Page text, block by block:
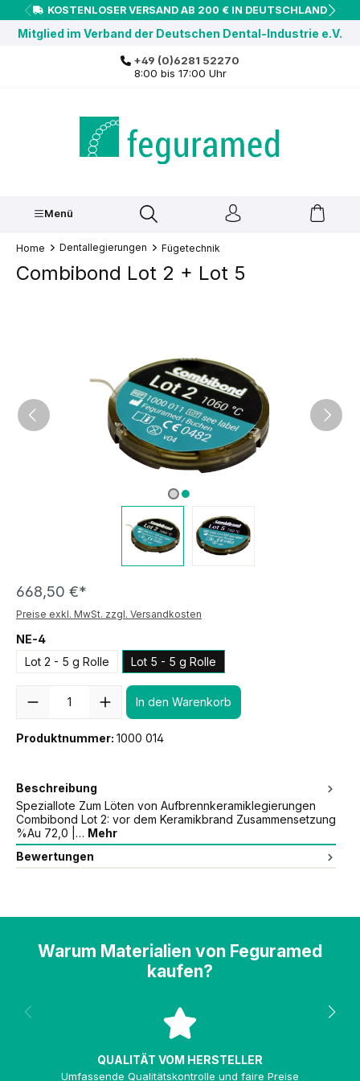
springen
KOSTENLOSER VERSAND AB 200 € IN DEUTSCHLAND
Mitglied im Verband der Deutschen Dental-Industrie e.V.
+49 (0)6281 52270
8:00 bis 17:00 Uhr
Menü
Home Dentallegierungen Fügetechnik
Combibond Lot 2 + Lot 5
668,50 €*
Preise exkl. MwSt. zzgl. Versandkosten
NE-4
Lot 2 - 5 g Rolle
Lot 5 - 5 g Rolle
In den Warenkorb
Produktnummer: 1000 014
Beschreibung
Speziallote Zum Löten von Aufbrennkeramiklegierungen
Combibond Lot 2: vor dem Keramikbrand Zusammensetzung
%Au 72,0 |… Mehr
Bewertungen
Warum Materialien von Feguramed
kaufen?
QUALITÄT VOM HERSTELLER
Umfassende Qualitätskontrolle und faire Preise